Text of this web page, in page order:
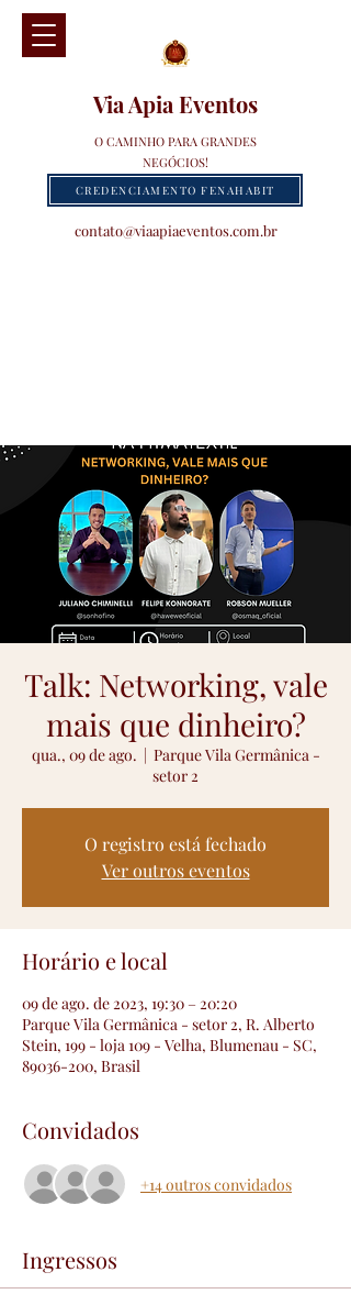
Via Apia Eventos
O CAMINHO PARA GRANDES
NEGÓCIOS!
contato@viaapiaeventos.com.br
CREDENCIAMENTO FENAHABIT
Talk: Networking, vale
mais que dinheiro?
qua., 09 de ago.
  |
Parque Vila Germânica -
setor 2
O registro está fechado
Ver outros eventos
Horário e local
09 de ago. de 2023, 19:30 – 20:20
Parque Vila Germânica - setor 2, R. Alberto
Stein, 199 - loja 109 - Velha, Blumenau - SC,
89036-200, Brasil
Convidados
+14 outros convidados
Ingressos